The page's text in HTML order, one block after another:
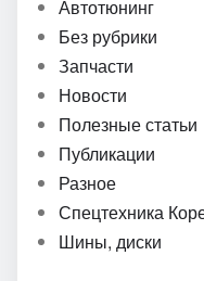
Автотюнинг
Без рубрики
Запчасти
Новости
Полезные статьи
Публикации
Разное
Спецтехника
Шины, диски